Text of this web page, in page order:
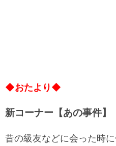
◆おたより◆
新コーナー【あの事件】
昔の級友などに会った時